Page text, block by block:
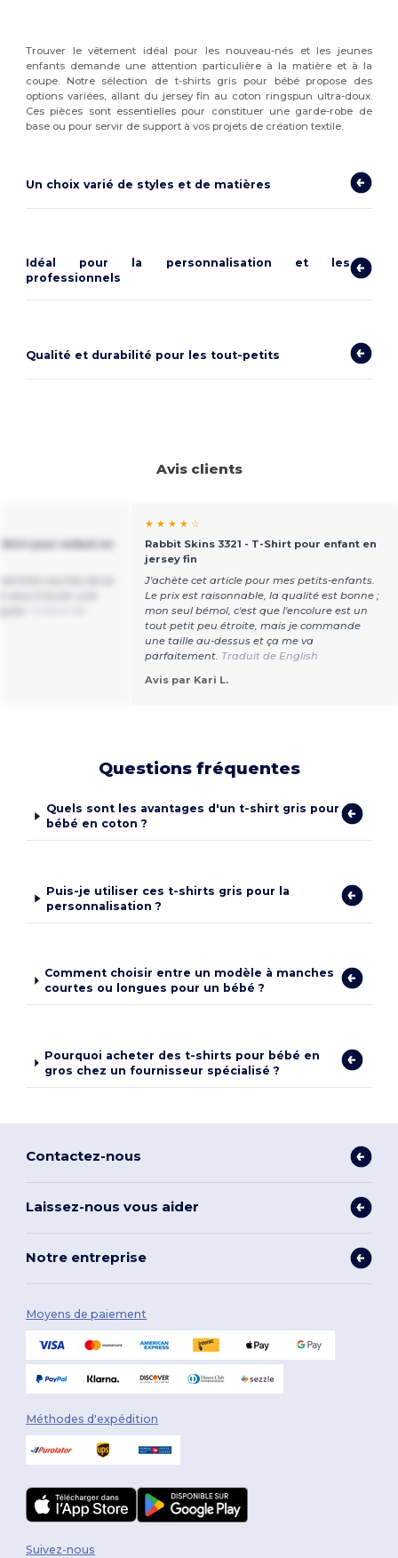
Trouver le vêtement idéal pour les nouveau-nés et les jeunes
enfants demande une attention particulière à la matière et à la
coupe. Notre sélection de t-shirts gris pour bébé propose des
options variées, allant du jersey fin au coton ringspun ultra-doux.
Ces pièces sont essentielles pour constituer une garde-robe de
base ou pour servir de support à vos projets de création textile.
Un choix varié de styles et de matières
Idéal pour la personnalisation et les
professionnels
Qualité et durabilité pour les tout-petits
Avis clients
pour enfant en
★ ★ ★ ★ ☆
Rabbit Skins 3321 - T-Shirt pour enfant en
jersey fin
J'achète cet article pour mes petits-enfants.
Le prix est raisonnable, la qualité est bonne ;
mon seul bémol, c'est que l'encolure est un
tout petit peu étroite, mais je commande
une taille au-dessus et ça me va
parfaitement. Traduit de English
Avis par Kari L.
Questions fréquentes
Quels sont les avantages d'un t-shirt gris pour
bébé en coton ?
Puis-je utiliser ces t-shirts gris pour la
personnalisation ?
Comment choisir entre un modèle à manches
courtes ou longues pour un bébé ?
Pourquoi acheter des t-shirts pour bébé en
gros chez un fournisseur spécialisé ?
Contactez-nous
Laissez-nous vous aider
Notre entreprise
Moyens de paiement
Méthodes d'expédition
Suivez-nous